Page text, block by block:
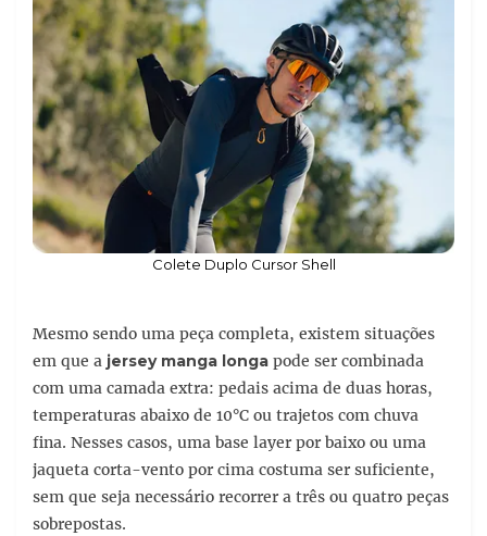
Colete Duplo Cursor Shell
Mesmo sendo uma peça completa, existem situações
em que a jersey manga longa pode ser combinada
com uma camada extra: pedais acima de duas horas,
temperaturas abaixo de 10°C ou trajetos com chuva
fina. Nesses casos, uma base layer por baixo ou uma
jaqueta corta-vento por cima costuma ser suficiente,
sem que seja necessário recorrer a três ou quatro peças
sobrepostas.